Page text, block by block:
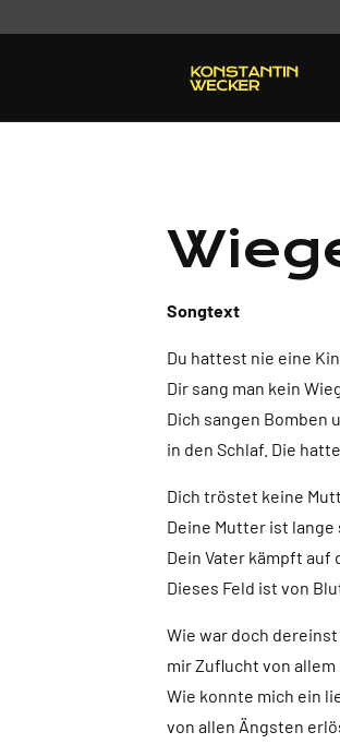
Songtext
Du hattest nie eine
Dir sang man kein
Dich sangen Bomben
in den Schlaf. Die
Dich tröstet keine
Deine Mutter ist lange
Dein Vater kämpft auf
Dieses Feld ist von
Wie war doch
mir Zuflucht von allem
Wie konnte mich ein
von allen Ängsten